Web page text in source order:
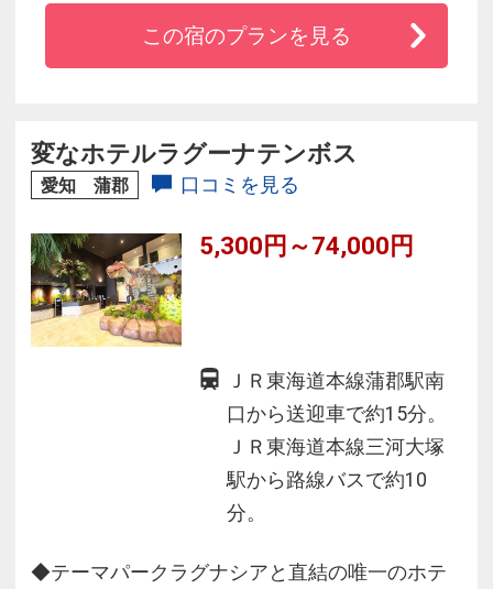
全ての客室において水回りのバス・トイレ・洗
面セパレートで独立しており、お部屋で快適な
この宿のプランを見る
変なホテルラグーナテンボス
愛知 蒲郡 口コミを見る
5,300円～74,000円
ＪＲ東海道本線蒲郡駅南
口から送迎車で約15分。
ＪＲ東海道本線三河大塚
駅から路線バスで約10
分。
◆テーマパークラグナシアと直結の唯一のホテ